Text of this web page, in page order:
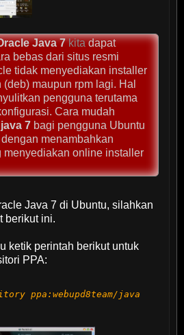
Java 7 kitadapat
bebas dari situs resmi
tidak menyediakan installer
maupun rpm lagi. Hal
pengguna terutama
Cara mudah
7 bagi pengguna Ubuntu
menambahkan
menyediakan online installer
Java 7 di Ubuntu, silahkan
berikut ini.
ketik perintah berikut untuk
PPA:
ppa:webupd8team/java